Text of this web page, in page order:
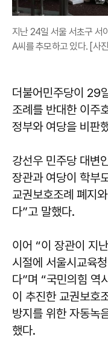
지난 24일 서울 서초구 서
A씨를 추모하고 있다. [사
더불어민주당이 29
조례를 반대한 이주
정부와 여당을 비판
강선우 민주당 대변
장관과 여당이 학부
교권보호조례 폐지
다”고 말했다.
이어 “이 장관이 지
시절에 서울시교육
다”며 “국민의힘 역
이 추진한 교권보호
방지를 위한 자동녹
했다.